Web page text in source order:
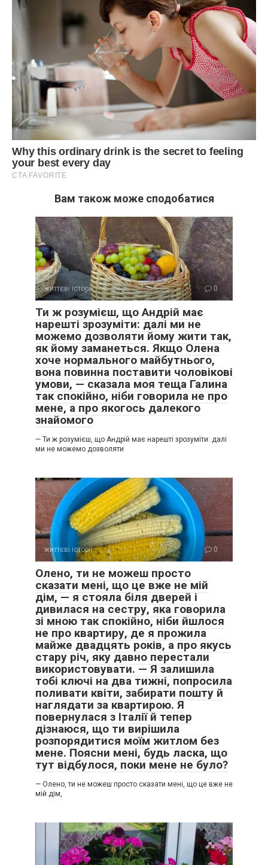
Вам також може сподобатися
життєві історії 0
Ти ж розумієш, що Андрій має
нарешті зрозуміти: далі ми не
можемо дозволяти йому жити так,
як йому заманеться. Якщо Олена
хоче нормального майбутнього,
вона повинна поставити чоловікові
умови, — сказала моя теща Галина
так спокійно, ніби говорила не про
мене, а про якогось далекого
знайомого
— Ти ж розумієш, що Андрій має нарешті зрозуміти: далі
ми не можемо дозволяти
життєві історії 0
Олено, ти не можеш просто
сказати мені, що це вже не мій
дім, — я стояла біля дверей і
дивилася на сестру, яка говорила
зі мною так спокійно, ніби йшлося
не про квартиру, де я прожила
майже двадцять років, а про якусь
стару річ, яку давно перестали
використовувати. — Я залишила
тобі ключі на два тижні, попросила
поливати квіти, забирати пошту й
наглядати за квартирою. Я
повернулася з Італії й тепер
дізнаюся, що ти вирішила
розпорядитися моїм житлом без
мене. Поясни мені, будь ласка, що
тут відбулося, поки мене не було?
— Олено, ти не можеш просто сказати мені, що це вже не
мій дім,